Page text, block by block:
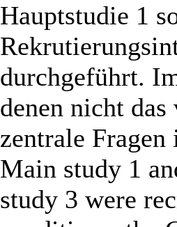
Hauptstudie 1
durchgeführt.
denen nicht
zentrale
Main study 1
study 3 were